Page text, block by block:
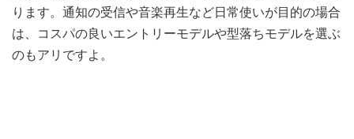
ります。通知の受信や音楽再生など日常使いが目的の場合
は、コスパの良いエントリーモデルや型落ちモデルを選ぶ
のもアリですよ。